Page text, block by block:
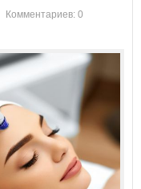
Комментариев: 0